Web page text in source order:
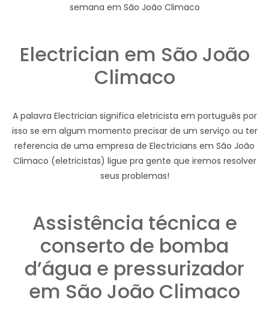
semana em São João Climaco
Electrician em São João
Climaco
A palavra Electrician significa eletricista em português por
isso se em algum momento precisar de um serviço ou ter
referencia de uma empresa de Electricians em São João
Climaco (eletricistas) ligue pra gente que iremos resolver
seus problemas!
Assistência técnica e
conserto de bomba
d’água e pressurizador
em São João Climaco